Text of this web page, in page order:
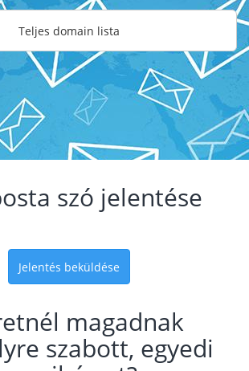
Teljes domain lista
szó jelentése
Jelentés beküldése
magadnak
szabott, egyedi